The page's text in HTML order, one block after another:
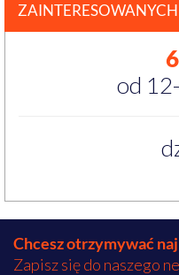
od
Chcesz otrzymywać
Zapisz się do naszego